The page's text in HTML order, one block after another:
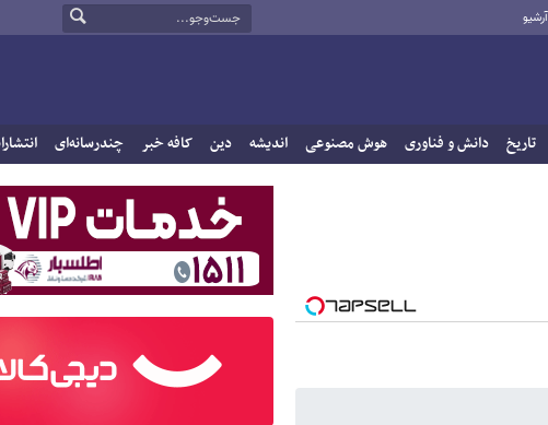
آرشیو
تاریخ دانش و فناوری هوش مصنوعی اندیشه دین کافه خبر چندرسانه‌ای